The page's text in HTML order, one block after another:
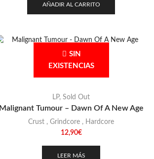
AÑADIR AL CARRITO
SIN
EXISTENCIAS
LP, Sold Out
Malignant Tumour – Dawn Of A New Age
Crust , Grindcore , Hardcore
12,90€
LEER MÁS